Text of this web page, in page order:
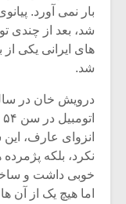
بار نمی آورد.
شد، بعد از
های ایرانی یکی از
شد.
انزوای عارف،
نکرد، بلکه
خوبی داشت و
اما هیچ یک از آن